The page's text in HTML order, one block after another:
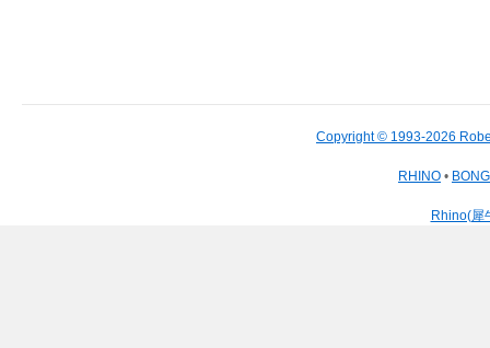
Copyright © 1993-2026
RHINO •
Rhino(犀